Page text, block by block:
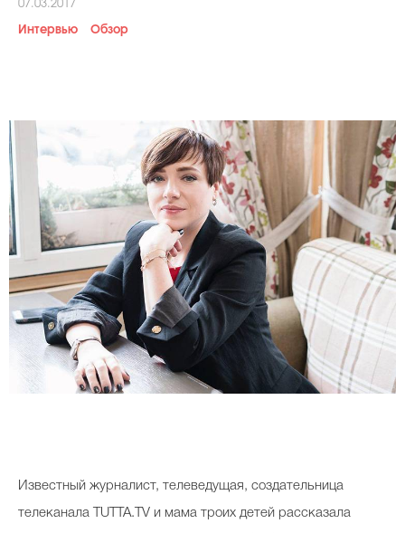
Папа может
Худеем правильно
Бьютихакер / Мама-хакер
Выбор визажистов
Выбор косметолога
07.03.2017
Интервью Обзор
И звестный журналист, телеведущая, создательница
телеканала TUTTA.TV и мама троих детей рассказала